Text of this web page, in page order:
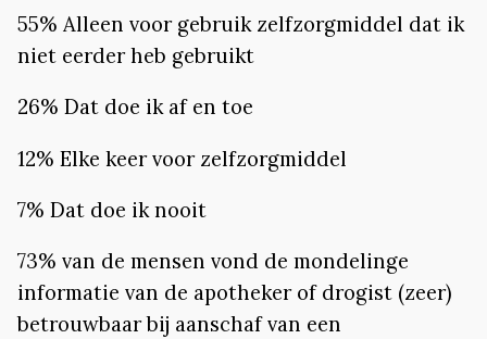
55% Alleen voor gebruik zelfzorgmiddel dat ik
niet eerder heb gebruikt
26% Dat doe ik af en toe
12% Elke keer voor zelfzorgmiddel
7% Dat doe ik nooit
73% van de mensen vond de mondelinge
informatie van de apotheker of drogist (zeer)
betrouwbaar bij aanschaf van een